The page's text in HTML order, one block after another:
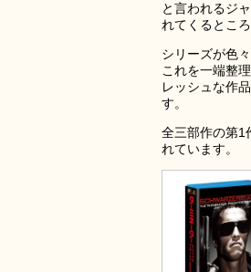
と言われるジ
れてくるとこ
シリーズが色
これを一端整
レッシュな作
す。
全三部作の第1
れています。